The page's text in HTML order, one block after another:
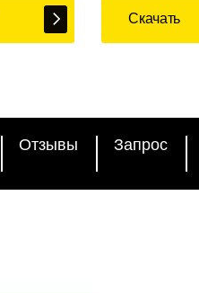
Скачать
Отзывы Запрос